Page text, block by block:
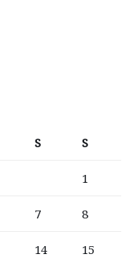
S S
1
7 8
14 15